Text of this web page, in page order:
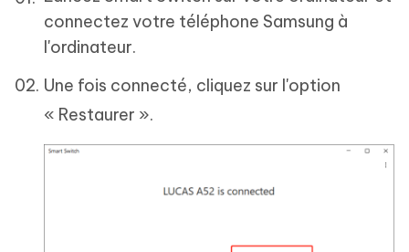
connectez votre téléphone Samsung à
l'ordinateur.
Une fois connecté, cliquez sur l'option
« Restaurer ».